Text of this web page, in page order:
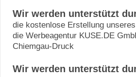
Wir werden unterstützt
die kostenlose Erstellung
die Werbeagentur KUSE.DE
Chiemgau-Druck
Wir werden unterstützt